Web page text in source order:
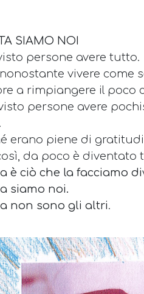
SIAMO NOI
persone avere tutto.
vivere come
a rimpiangere il poco
persone avere
erano piene di
da poco è diventato
è ciò che la facciamo
siamo noi.
non sono gli altri.